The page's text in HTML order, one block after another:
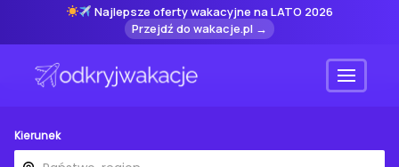
Najlepsze oferty wakacyjne na LATO 2026
Przejdź do wakacje.pl →
Menu
Kierunek